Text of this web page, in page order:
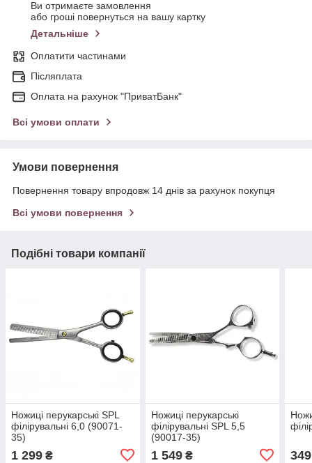
Ви отримаєте замовлення
або гроші повернуться на вашу картку
Детальніше
Оплатити частинами
Післяплата
Оплата на рахунок "ПриватБанк"
Всі умови оплати
Умови повернення
Повернення товару впродовж 14 днів за рахунок покупця
Всі умови повернення
Подібні товари компанії
Ножиці перукарські SPL
філірувальні 6,0 (90071-
35)
1 299 ₴
Ножиці перукарські
філірувальні SPL 5,5
(90017-35)
1 549₴ 349